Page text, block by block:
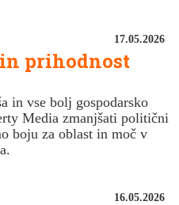
17.05.2026
prihodnost
in vse bolj gospodarsko
Media zmanjšati politični
boju za oblast in moč v
16.05.2026